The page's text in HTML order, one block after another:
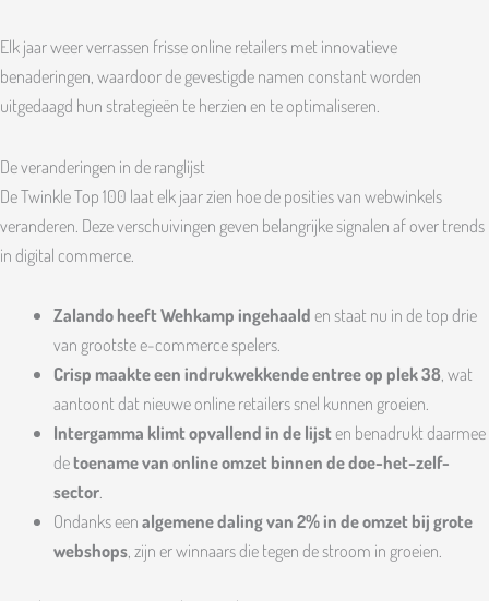
Elk jaar weer verrassen frisse online retailers met innovatieve
benaderingen, waardoor de gevestigde namen constant worden
uitgedaagd hun strategieën te herzien en te optimaliseren.
De veranderingen in de ranglijst
De Twinkle Top 100 laat elk jaar zien hoe de posities van webwinkels
veranderen. Deze verschuivingen geven belangrijke signalen af over trends
in digital commerce.
Zalando heeft Wehkamp ingehaalden staat nu in de top drie
van grootste e-commerce spelers.
Crisp maakte een indrukwekkende entree op plek 38, wat
aantoont dat nieuwe online retailers snel kunnen groeien.
Intergamma klimt opvallend in de lijsten benadrukt daarmee
detoename van online omzet binnen de doe-het-zelf-
sector.
Ondanks eenalgemene daling van 2% in de omzet bij grote
webshops, zijn er winnaars die tegen de stroom in groeien.